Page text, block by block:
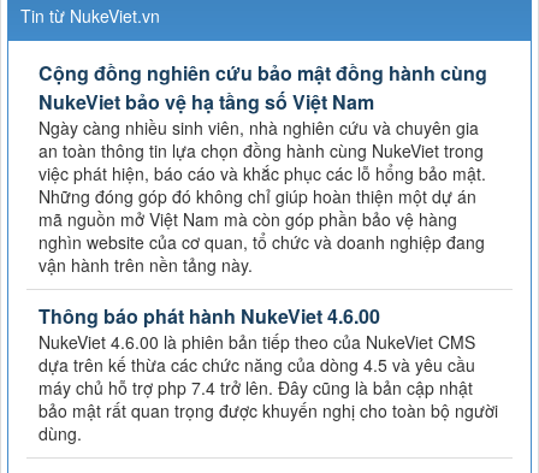
Tin từ NukeViet.vn
Cộng đồng nghiên cứu bảo mật đồng hành cùng
NukeViet bảo vệ hạ tầng số Việt Nam
Ngày càng nhiều sinh viên, nhà nghiên cứu và chuyên gia
an toàn thông tin lựa chọn đồng hành cùng NukeViet trong
việc phát hiện, báo cáo và khắc phục các lỗ hổng bảo mật.
Những đóng góp đó không chỉ giúp hoàn thiện một dự án
mã nguồn mở Việt Nam mà còn góp phần bảo vệ hàng
nghìn website của cơ quan, tổ chức và doanh nghiệp đang
vận hành trên nền tảng này.
Thông báo phát hành NukeViet 4.6.00
NukeViet 4.6.00 là phiên bản tiếp theo của NukeViet CMS
dựa trên kế thừa các chức năng của dòng 4.5 và yêu cầu
máy chủ hỗ trợ php 7.4 trở lên. Đây cũng là bản cập nhật
bảo mật rất quan trọng được khuyến nghị cho toàn bộ người
dùng.